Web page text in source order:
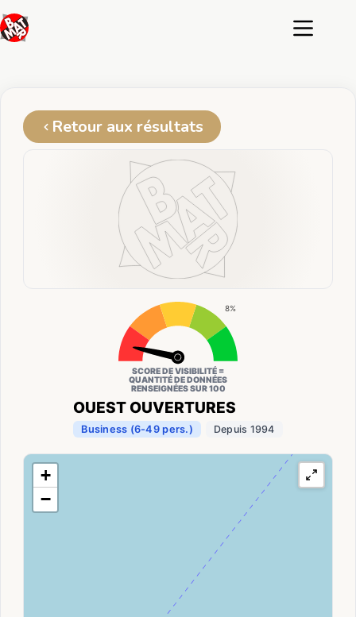
au
contenu
Retour aux résultats
OUEST OUVERTURES
Business (6-49 pers.) Depuis 1994
8%
SCORE DE VISIBILITÉ =
QUANTITÉ DE DONNÉES
RENSEIGNÉES SUR 100
+
−